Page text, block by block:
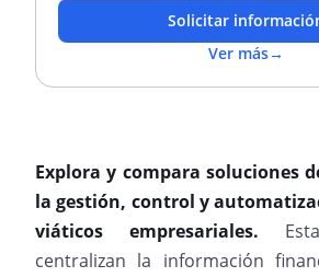
Solicitar
Ver más→
Explora y compara soluciones
la gestión, control y
viáticos empresariales.
centralizan la información